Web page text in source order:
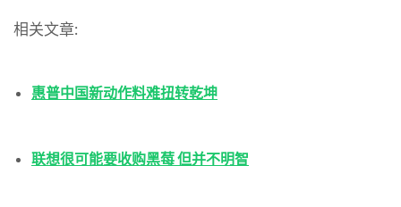
相关文章:
惠普中国新动作料难扭转乾坤
联想很可能要收购黑莓 但并不明智